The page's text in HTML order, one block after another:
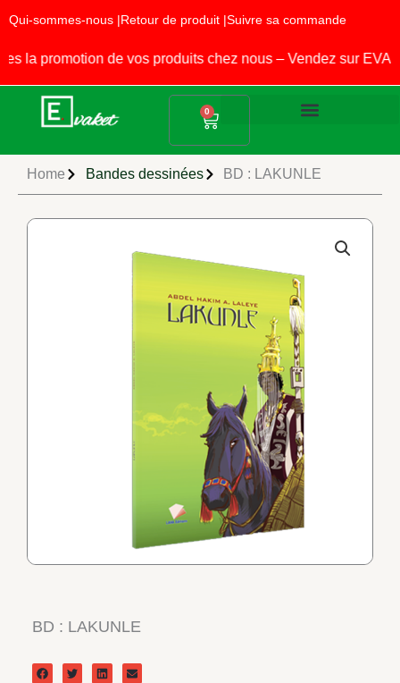
au
contenu
Qui-sommes-nous |Retour de produit |Suivre sa commande
promotion de vos produits chez nous – Vendez sur EVAKET
0
Panier
Home Bandes dessinées BD : LAKUNLE
BD : LAKUNLE